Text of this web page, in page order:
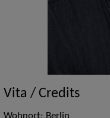
Vita / Credits